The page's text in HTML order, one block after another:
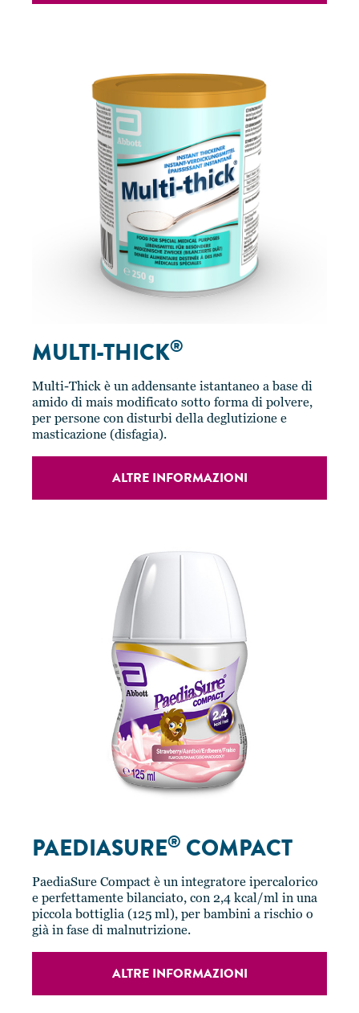
MULTI-THICK®
Multi-Thick è un addensante istantaneo a base di
amido di mais modificato sotto forma di polvere,
per persone con disturbi della deglutizione e
masticazione (disfagia).
ALTRE INFORMAZIONI
PAEDIASURE® COMPACT
PaediaSure Compact è un integratore ipercalorico
e perfettamente bilanciato, con 2,4 kcal/ml in una
piccola bottiglia (125 ml), per bambini a rischio o
già in fase di malnutrizione.
ALTRE INFORMAZIONI